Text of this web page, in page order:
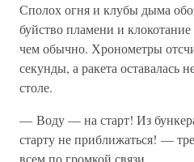
Сполох огня и клубы дыма
буйство пламени и
чем обычно. Хронометры
секунды, а ракета оставалась
столе.
— Воду — на старт! Из
старту не приближаться! —
всем по громкой связи.